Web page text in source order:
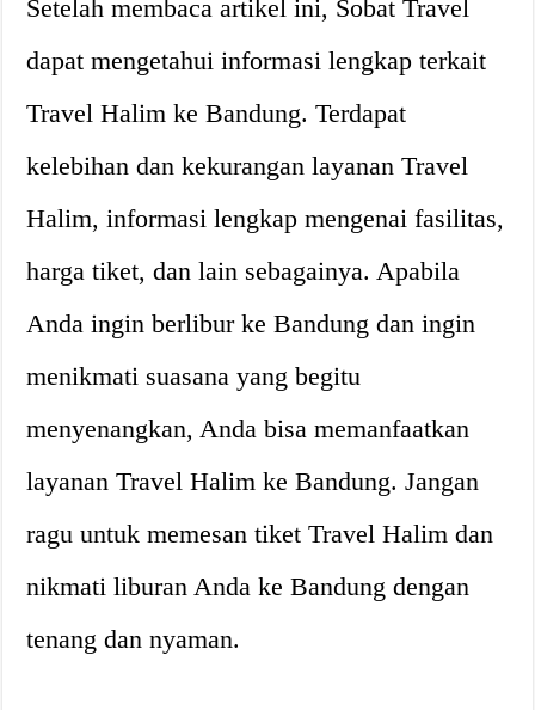
Setelah membaca artikel ini, Sobat Travel
dapat mengetahui informasi lengkap terkait
Travel Halim ke Bandung. Terdapat
kelebihan dan kekurangan layanan Travel
Halim, informasi lengkap mengenai fasilitas,
harga tiket, dan lain sebagainya. Apabila
Anda ingin berlibur ke Bandung dan ingin
menikmati suasana yang begitu
menyenangkan, Anda bisa memanfaatkan
layanan Travel Halim ke Bandung. Jangan
ragu untuk memesan tiket Travel Halim dan
nikmati liburan Anda ke Bandung dengan
tenang dan nyaman.